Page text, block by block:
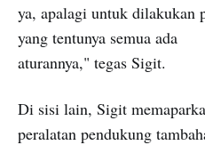
ya, apalagi untuk dilakukan
yang tentunya semua ada
aturannya," tegas Sigit.
Di sisi lain, Sigit
peralatan pendukung